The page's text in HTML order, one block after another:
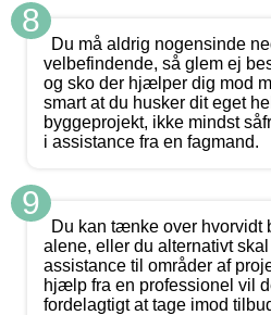
8
Du må aldrig nogensinde
velbefindende, så glem ej
og sko der hjælper dig mod
smart at du husker dit eget
byggeprojekt, ikke mindst
i assistance fra en fagmand.
9
Du kan tænke over hvorvidt
alene, eller du alternativt
assistance til områder af
hjælp fra en professionel vil
fordelagtigt at tage imod